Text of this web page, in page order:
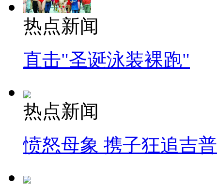
热点新闻
直击"圣诞泳装裸跑"
热点新闻
愤怒母象 携子狂追吉